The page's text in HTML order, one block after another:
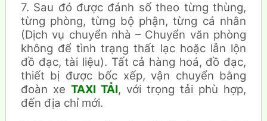
7. Sau đó được đánh số theo từng thùng,
từng phòng, từng bộ phận, từng cá nhân
(Dịch vụ chuyển nhà – Chuyển văn phòng
không để tình trạng thất lạc hoặc lẫn lộn
đồ đạc, tài liệu). Tất cả hàng hoá, đồ đạc,
thiết bị được bốc xếp, vận chuyển bằng
đoàn xe TAXI TẢI, với trọng tải phù hợp,
đến địa chỉ mới.